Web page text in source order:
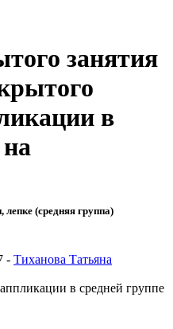
занятия
в
лепке (средняя группа)
- Тиханова Татьяна
в средней группе